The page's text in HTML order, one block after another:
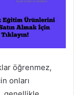
öğrenmez,
onları